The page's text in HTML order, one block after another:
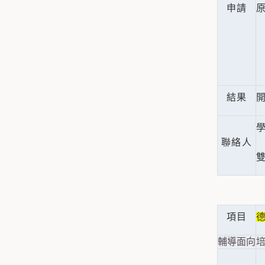
申請
結果
聯絡人
項目
輔導面向